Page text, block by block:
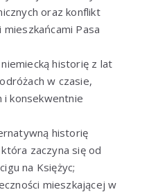
oraz konflikt
Pasa
historię z lat
w czasie,
i konsekwentnie
historię
zaczyna się od
na Księżyc;
mieszkającej w